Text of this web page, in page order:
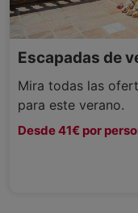
Escapadas de
Mira todas las
para este verano.
Desde 41€ por